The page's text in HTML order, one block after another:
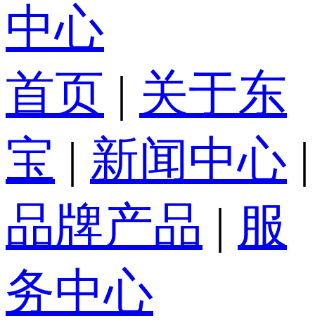
中心
首页 | 关于东
宝 | 新闻中心 |
品牌产品 | 服
务中心